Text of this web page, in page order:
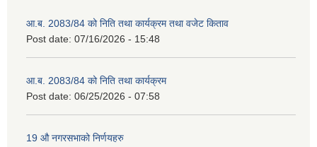
आ.ब. 2083/84 को निति तथा कार्यक्रम तथा वजेट किताव
Post date: 07/16/2026 - 15:48
आ.ब. 2083/84 को निति तथा कार्यक्रम
Post date: 06/25/2026 - 07:58
19 औ नगरसभाको निर्णयहरु